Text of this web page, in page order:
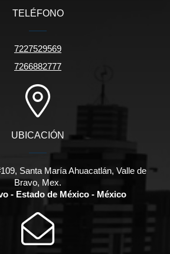
TELÉFONO
7227529569
7266882777
UBICACIÓN
Santa María Ahuacatlán, Valle de
Bravo, Mex.
- Estado de México - México